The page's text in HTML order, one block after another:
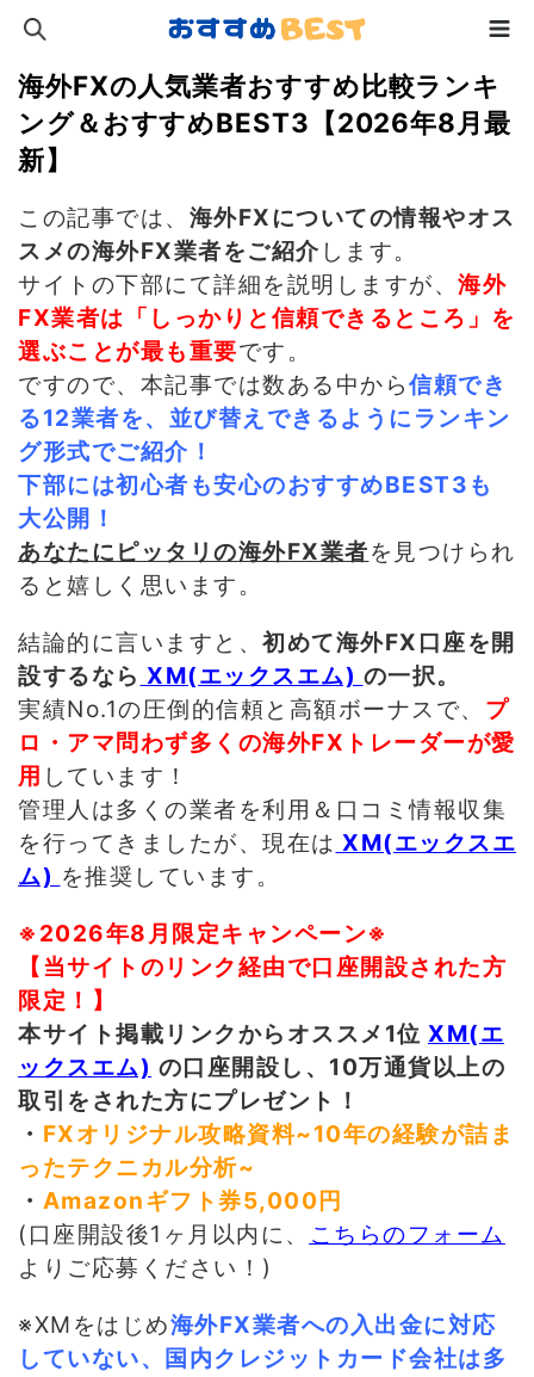
海外FXの人気業者おすすめ比較ランキ
ング＆おすすめBEST3【2026年8月最
新】
この記事では、 海外FXについての情報やオス
スメの海外FX業者をご紹介 します。
サイトの下部にて詳細を説明しますが、 海外
FX業者は「しっかりと信頼できるところ」を
選ぶことが最も重要です。
ですので、本記事では数ある中から信頼でき
る12業者を、並び替えできるようにランキン
グ形式でご紹介！
下部には初心者も安心のおすすめBEST3も
大公開！
あなたにピッタリの海外FX業者を見つけられ
ると嬉しく思います。
結論的に言いますと、 初めて海外FX口座を開
設するなら XM(エックスエム) の一択。
実績No.1の圧倒的信頼と高額ボーナスで、 プ
ロ・アマ問わず多くの海外FXトレーダーが愛
用 しています！
管理人は多くの業者を利用＆口コミ情報収集
を行ってきましたが、現在は XM(エックスエ
ム) を推奨しています。
※2026年8月限定キャンペーン※
【当サイトのリンク経由で口座開設された方
限定！】
本サイト掲載リンクからオススメ1位 XM(エ
ックスエム) の口座開設し、10万通貨以上の
取引をされた方にプレゼント！
・ FXオリジナル攻略資料~10年の経験が詰ま
ったテクニカル分析~
・ Amazonギフト券5,000円
(口座開設後1ヶ月以内に、
こちらのフォーム
よりご応募ください！)
※XMをはじめ海外FX業者への入出金に対応
していない、国内クレジットカード会社は多